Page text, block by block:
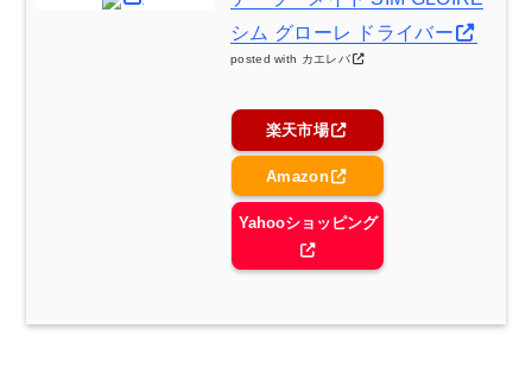
シム グローレ ドライバー
posted with カエレバ
楽天市場
Amazon
Yahooショッピング